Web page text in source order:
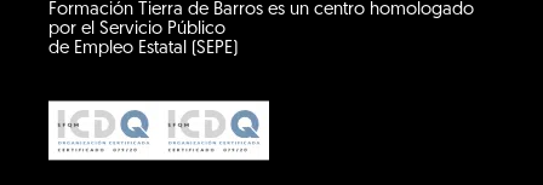
Formación Tierra de Barros es un centro homologado
por el Servicio Público
de Empleo Estatal (SEPE)